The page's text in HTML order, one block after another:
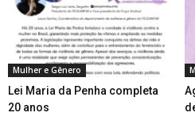
Mulher e Gênero
Lei Maria da Penha completa
20 anos